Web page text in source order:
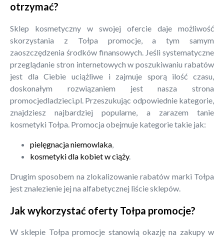
otrzymać?
Sklep kosmetyczny w swojej ofercie daje możliwość
skorzystania z Tołpa promocje, a tym samym
zaoszczędzenia środków finansowych. Jeśli systematyczne
przeglądanie stron internetowych w poszukiwaniu rabatów
jest dla Ciebie uciążliwe i zajmuje sporą ilość czasu,
doskonałym rozwiązaniem jest nasza strona
promocjedladzieci.pl. Przeszukując odpowiednie kategorie,
znajdziesz najbardziej popularne, a zarazem tanie
kosmetyki Tołpa. Promocja obejmuje kategorie takie jak:
pielęgnacja niemowlaka,
kosmetyki dla kobiet w ciąży.
Drugim sposobem na zlokalizowanie rabatów marki Tołpa
jest znalezienie jej na alfabetycznej liście sklepów.
Jak wykorzystać oferty Tołpa promocje?
W sklepie Tołpa promocje stanowią okazję na zakupy w